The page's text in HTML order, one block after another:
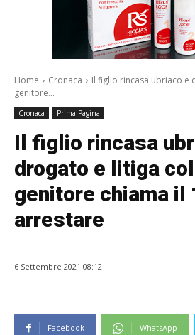
Home Cronaca
Il figlio rincasa ubriaco e
genitore...
Cronaca Prima Pagina
Il figlio rincasa
drogato e litiga
genitore chiama il
arrestare
6 Settembre 2021 08:12
Facebook WhatsApp